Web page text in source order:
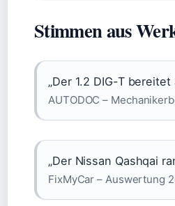
Stimmen aus
„Der 1.2 DIG-T
AUTODOC –
„Der Nissan Qashqai
FixMyCar – Auswertung